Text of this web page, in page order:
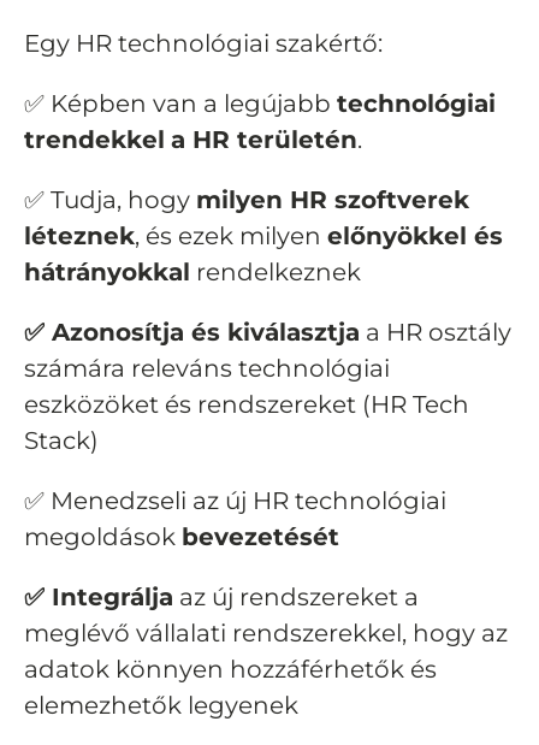
Egy HR technológiai szakértő:
✅ Képben van a legújabb technológiai
trendekkel a HR területén.
✅ Tudja, hogy milyen HR szoftverek
léteznek, és ezek milyen előnyökkel és
hátrányokkal rendelkeznek
✅ Azonosítja és kiválasztja a HR osztály
számára releváns technológiai
eszközöket és rendszereket (HR Tech
Stack)
✅ Menedzseli az új HR technológiai
megoldások bevezetését
✅ Integrálja az új rendszereket a
meglévő vállalati rendszerekkel, hogy az
adatok könnyen hozzáférhetők és
elemezhetők legyenek